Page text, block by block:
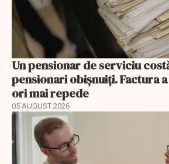
Un pensionar de serviciu
pensionari obișnuiți. Factura
ori mai repede
05 AUGUST 2026